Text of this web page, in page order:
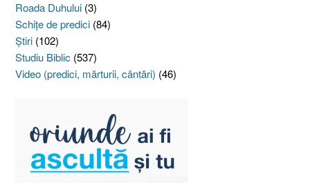
Roada Duhului (3)
Schiţe de predici (84)
Ştiri (102)
Studiu Biblic (537)
Video (predici, mărturii, cântări) (46)